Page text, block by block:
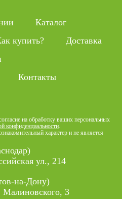
Каталог
купить?
Доставка
Контакты
на обработку ваших персональных
конфиденциальности.
характер и не является
ул., 214
на-Дону)
Малиновского, 3